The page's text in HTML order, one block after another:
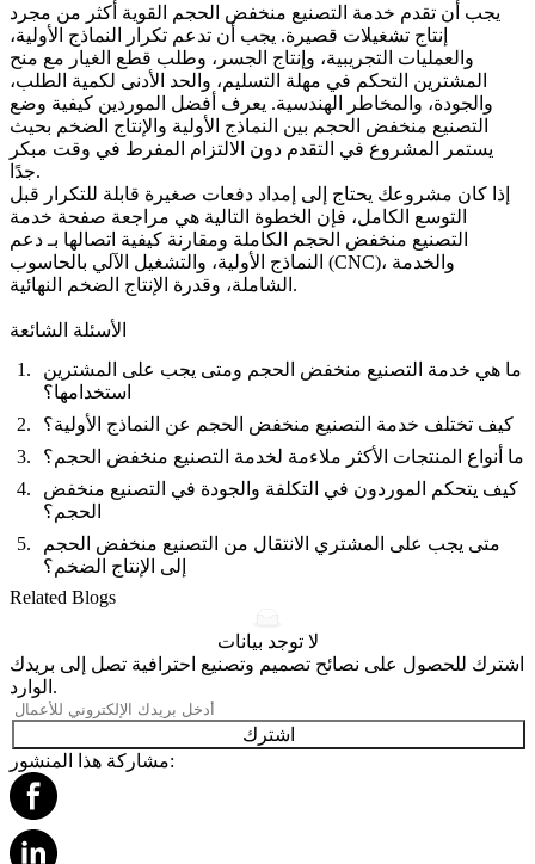
يجب أن تقدم خدمة التصنيع منخفض الحجم القوية أكثر من مجرد
إنتاج تشغيلات قصيرة. يجب أن تدعم تكرار النماذج الأولية،
والعمليات التجريبية، وإنتاج الجسر، وطلب قطع الغيار مع منح
المشترين التحكم في مهلة التسليم، والحد الأدنى لكمية الطلب،
والجودة، والمخاطر الهندسية. يعرف أفضل الموردين كيفية وضع
التصنيع منخفض الحجم بين النماذج الأولية والإنتاج الضخم بحيث
يستمر المشروع في التقدم دون الالتزام المفرط في وقت مبكر
جدًا.
إذا كان مشروعك يحتاج إلى إمداد دفعات صغيرة قابلة للتكرار قبل
التوسع الكامل، فإن الخطوة التالية هي مراجعة صفحة خدمة
التصنيع منخفض الحجم
الكاملة ومقارنة كيفية اتصالها بـ دعم
النماذج الأولية، و التشغيل الآلي بالحاسوب (CNC) ، و الخدمة
الشاملة، وقدرة الإنتاج الضخم النهائية.
الأسئلة الشائعة
ما هي خدمة التصنيع منخفض الحجم ومتى يجب على المشترين
استخدامها؟
كيف تختلف خدمة التصنيع منخفض الحجم عن النماذج الأولية؟
ما أنواع المنتجات الأكثر ملاءمة لخدمة التصنيع منخفض الحجم؟
كيف يتحكم الموردون في التكلفة والجودة في التصنيع منخفض
الحجم؟
متى يجب على المشتري الانتقال من التصنيع منخفض الحجم
إلى الإنتاج الضخم؟
Related Blogs
لا توجد بيانات
اشترك للحصول على نصائح تصميم وتصنيع احترافية تصل إلى بريدك
الوارد.
اشترك
مشاركة هذا المنشور: